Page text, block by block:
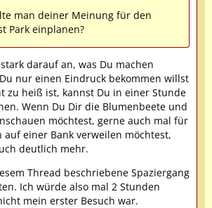
man deiner Meinung für den
Park einplanen?
darauf an, was Du machen
nur einen Eindruck bekommen willst
zu heiß ist, kannst Du in einer Stunde
Wenn Du Dir die Blumenbeete und
möchtest, gerne auch mal für
einer Bank verweilen möchtest,
deutlich mehr.
Thread beschriebene Spaziergang
Ich würde also mal 2 Stunden
mein erster Besuch war.